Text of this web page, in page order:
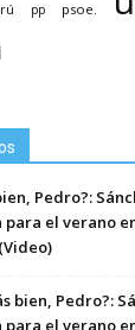
pp psoe.
Pedro?:
para el verano
bien, Pedro?:
para el verano